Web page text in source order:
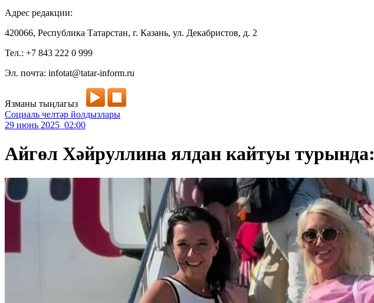
Адрес редакции:
420066, Республика Татарстан, г. Казань, ул. Декабристов, д. 2
Тел.: +7 843 222 0 999
Эл. почта: infotat@tatar-inform.ru
Язманы тыңлагыз
Социаль челтәр йолдызлары
29 июнь 2025 02:00
Айгөл Хәйруллина ялдан кайтуы